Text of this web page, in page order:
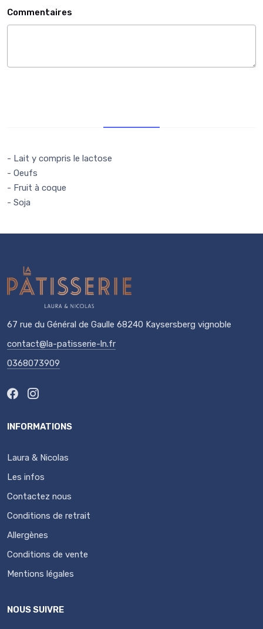
Commentaires
- Lait y compris le lactose
- Oeufs
- Fruit à coque
- Soja
67 rue du Général de Gaulle 68240 Kaysersberg vignoble
contact@la-patisserie-ln.fr
0368073909
INFORMATIONS
Laura & Nicolas
Les infos
Contactez nous
Conditions de retrait
Allergènes
Conditions de vente
Mentions légales
NOUS SUIVRE